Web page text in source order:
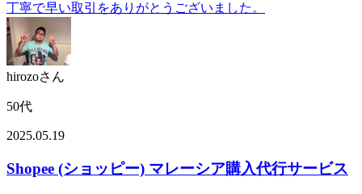
丁寧で早い取引をありがとうございました。
hirozoさん
50代
2025.05.19
Shopee (ショッピー) マレーシア購入代行サービス